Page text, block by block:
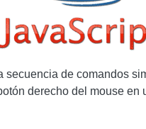
secuencia de comandos
derecho del mouse en